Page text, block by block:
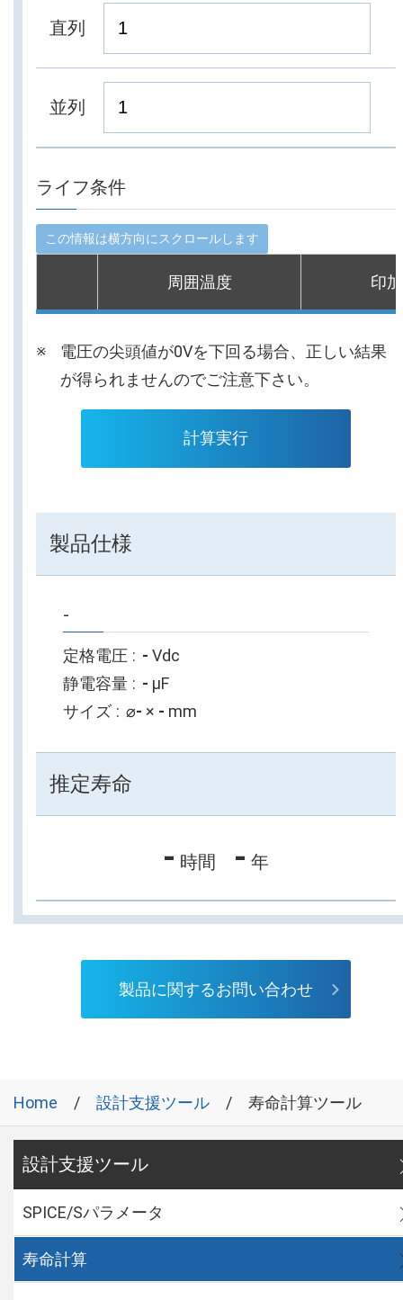
直列
並列
ライフ条件
周囲温度 印
電圧の尖頭値が0Vを下回る場合、正しい結果
が得られませんのでご注意下さい。
計算実行
製品仕様
-
定格電圧 - Vdc
静電容量
- µF
サイズ
⌀- × - mm
推定寿命
- 時間 - 年
製品に関するお問い合わせ
Home 設計支援ツール 寿命計算ツール
設計支援ツール
SPICE/Sパラメータ
寿命計算